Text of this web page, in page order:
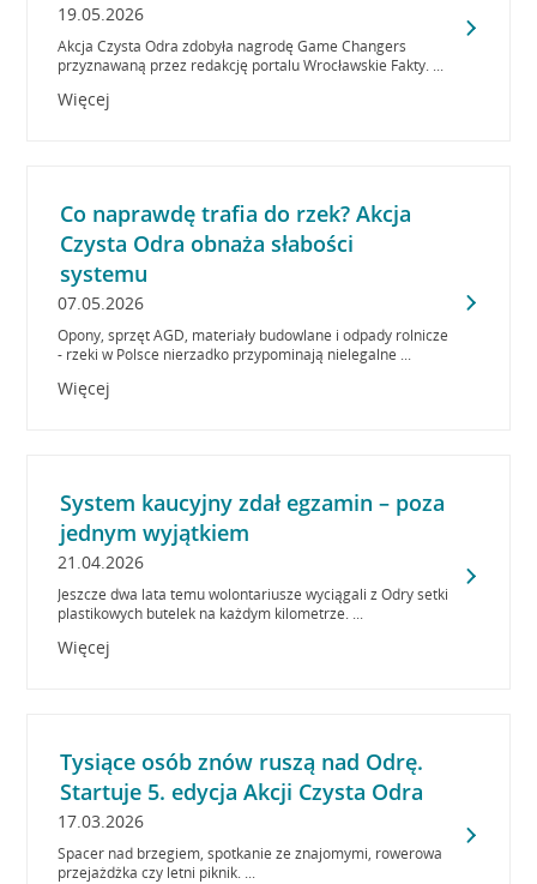
19.05.2026
Akcja Czysta Odra zdobyła nagrodę Game Changers
przyznawaną przez redakcję portalu Wrocławskie Fakty. ...
Więcej
Co naprawdę trafia do rzek? Akcja
Czysta Odra obnaża słabości
systemu
07.05.2026
Opony, sprzęt AGD, materiały budowlane i odpady rolnicze
- rzeki w Polsce nierzadko przypominają nielegalne ...
Więcej
System kaucyjny zdał egzamin – poza
jednym wyjątkiem
21.04.2026
Jeszcze dwa lata temu wolontariusze wyciągali z Odry setki
plastikowych butelek na każdym kilometrze. ...
Więcej
Tysiące osób znów ruszą nad Odrę.
Startuje 5. edycja Akcji Czysta Odra
17.03.2026
Spacer nad brzegiem, spotkanie ze znajomymi, rowerowa
przejażdżka czy letni piknik. ...